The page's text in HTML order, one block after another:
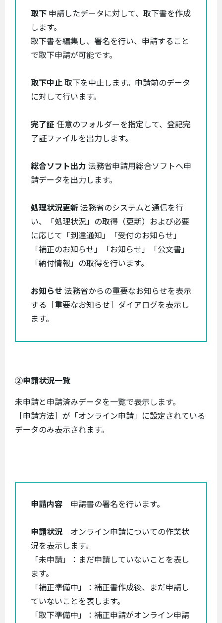
取下 申請したデータに対して、取下書を作成
します。
取下書を編集し、署名を行い、申請すること
で取下申請が可能です。
取下中止 取下を中止します。申請前のデータ
に対して行います。
完了証 任意のフォルダーを指定して、登記完
了証ファイルを出力します。
総合ソフト出力 法務省申請用総合ソフトへ申
請データを出力します。
処理状況更新 法務省のシステムと通信を行
い、「処理状況」の取得（更新）および必要
に応じて「到達通知」「受付のお知らせ」
「補正のお知らせ」「お知らせ」「公文書」
「納付情報」の取得を行います。
お知らせ 法務省からの重要なお知らせを表示
する［重要なお知らせ］ダイアログを表示し
ます。
②申請状況一覧
未申請と申請済みデータを一覧で表示します。
［申請方法］が「オンライン申請」に設定されている
データのみ表示されます。
申請内容 申請書の署名を行います。
申請状況 オンライン申請についての作業状
況を表示します。
「未申請」：まだ申請していないことを表し
ます。
「補正準備中」：補正書作成後、まだ申請し
ていないことを表します。
「取下準備中」：補正申請がオンライン申請